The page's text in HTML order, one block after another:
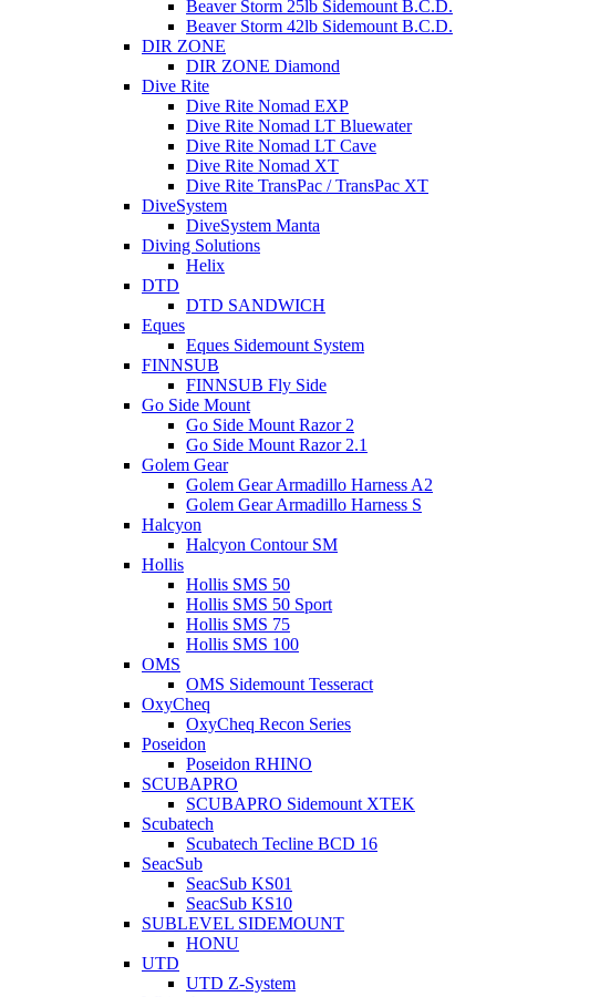
Beaver Storm 25lb Sidemount B.C.D.
Beaver Storm 42lb Sidemount B.C.D.
DIR ZONE
DIR ZONE Diamond
Dive Rite
Dive Rite Nomad EXP
Dive Rite Nomad LT Bluewater
Dive Rite Nomad LT Cave
Dive Rite Nomad XT
Dive Rite TransPac / TransPac XT
DiveSystem
DiveSystem Manta
Diving Solutions
Helix
DTD
DTD SANDWICH
Eques
Eques Sidemount System
FINNSUB
FINNSUB Fly Side
Go Side Mount
Go Side Mount Razor 2
Go Side Mount Razor 2.1
Golem Gear
Golem Gear Armadillo Harness A2
Golem Gear Armadillo Harness S
Halcyon
Halcyon Contour SM
Hollis
Hollis SMS 50
Hollis SMS 50 Sport
Hollis SMS 75
Hollis SMS 100
OMS
OMS Sidemount Tesseract
OxyCheq
OxyCheq Recon Series
Poseidon
Poseidon RHINO
SCUBAPRO
SCUBAPRO Sidemount XTEK
Scubatech
Scubatech Tecline BCD 16
SeacSub
SeacSub KS01
SeacSub KS10
SUBLEVEL SIDEMOUNT
HONU
UTD
UTD Z-System